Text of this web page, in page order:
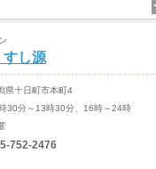
すし源
県十日町市本町4
30分～13時30分、16時～24時
752-2476